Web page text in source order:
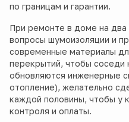
по границам и гарантии.
При ремонте в доме на
вопросы шумоизоляции и
современные материалы
перекрытий, чтобы соседи
обновляются инженерные
отопление), желательно
каждой половины, чтобы у
контроля и оплаты.